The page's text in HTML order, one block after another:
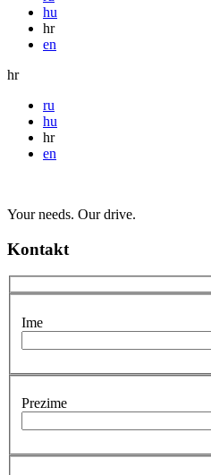
hu
hr
en
hr
ru
hu
hr
en
Your needs. Our drive.
Kontakt
Ime
Prezime